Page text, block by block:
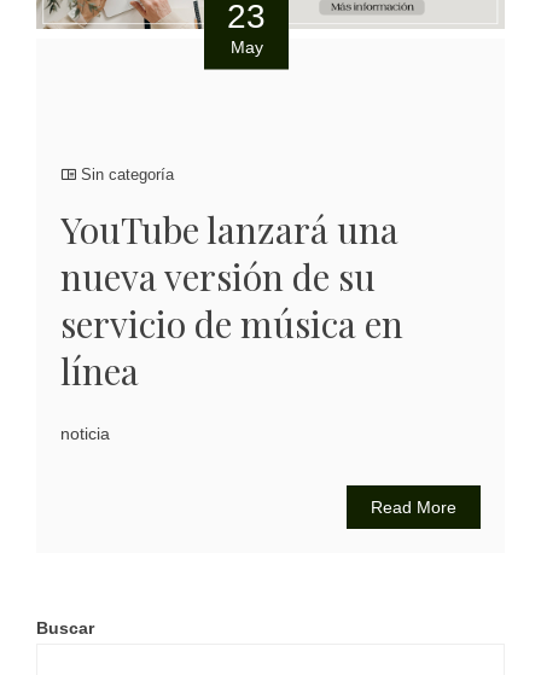
23
May
Sin categoría
YouTube lanzará una
nueva versión de su
servicio de música en
línea
noticia
Read More
Buscar